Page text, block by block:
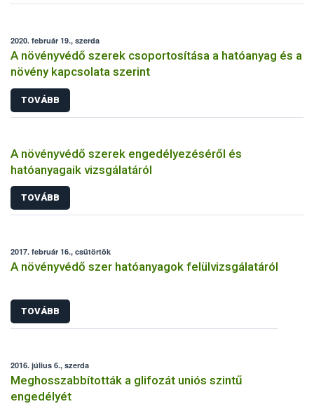
2020. február 19., szerda
A növényvédő szerek csoportosítása a hatóanyag és a
növény kapcsolata szerint
TOVÁBB
A növényvédő szerek engedélyezéséről és
hatóanyagaik vizsgálatáról
TOVÁBB
2017. február 16., csütörtök
A növényvédő szer hatóanyagok felülvizsgálatáról
TOVÁBB
2016. július 6., szerda
Meghosszabbították a glifozát uniós szintű
engedélyét